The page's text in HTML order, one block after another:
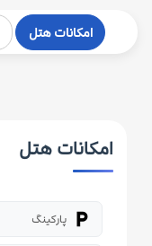
امکانات هتل
امکانات هتل
local_parking پارکینگ